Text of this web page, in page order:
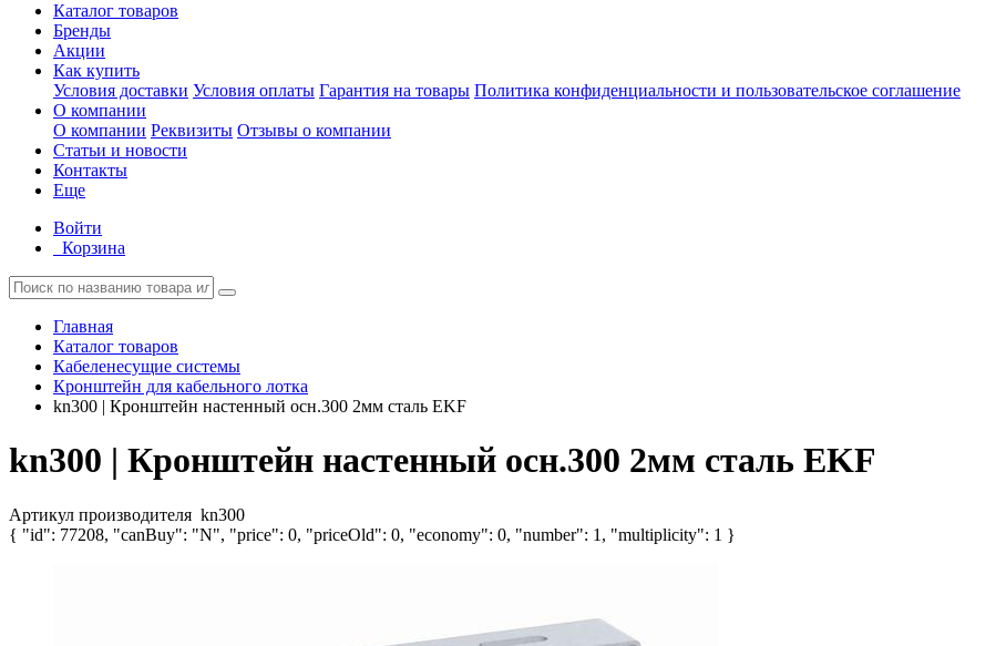
Каталог товаров
Бренды
Акции
Как купить
Условия доставки Условия оплаты Гарантия на товары Политика конфиденциальности и пользовательское соглашение
О компании
О компании Реквизиты Отзывы о компании
Статьи и новости
Контакты
Еще
Войти
Корзина
Главная
Каталог товаров
Кабеленесущие системы
Кронштейн для кабельного лотка
kn300 | Кронштейн настенный осн.300 2мм сталь EKF
kn300 | Кронштейн настенный осн.300 2мм сталь EKF
Артикул производителя kn300
{ "id": 77208, "canBuy": "N", "price": 0, "priceOld": 0, "economy": 0, "number": 1, "multiplicity": 1 }